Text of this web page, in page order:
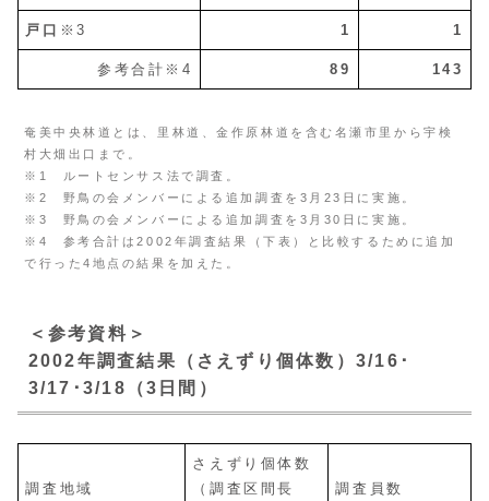
戸口 ※3 1 1
参考合計※4 89 143
奄美中央林道とは、里林道、金作原林道を含む名瀬市里から宇検
村大畑出口まで。
※1 ルートセンサス法で調査。
※2 野鳥の会メンバーによる追加調査を3月23日に実施。
※3 野鳥の会メンバーによる追加調査を3月30日に実施。
※4 参考合計は2002年調査結果（下表）と比較するために追加
で行った4地点の結果を加えた。
＜参考資料＞
2002年調査結果（さえずり個体数） 3/16･
3/17･3/18（3日間）
調査地域
さえずり個体数
（調査区間長
調査員数